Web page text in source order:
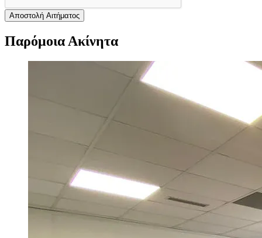
Αποστολή Αιτήματος
Παρόμοια Ακίνητα